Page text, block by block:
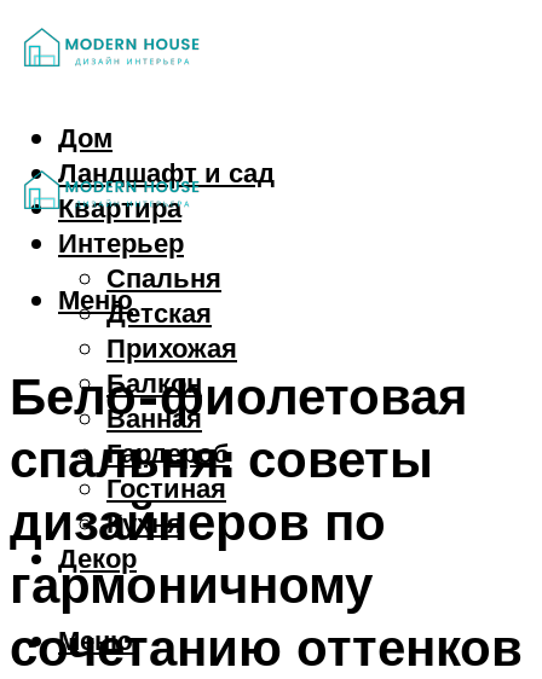
Дом
Ландшафт и сад
Квартира
Интерьер
Спальня
Детская
Прихожая
Балкон
Ванная
Гардероб
Гостиная
Кухня
Декор
Меню
Меню
Бело-фиолетовая
спальня: советы
дизайнеров по
гармоничному
сочетанию оттенков